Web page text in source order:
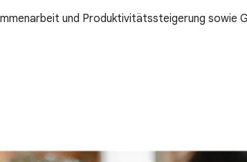
und Produktivitätssteigerung sowie